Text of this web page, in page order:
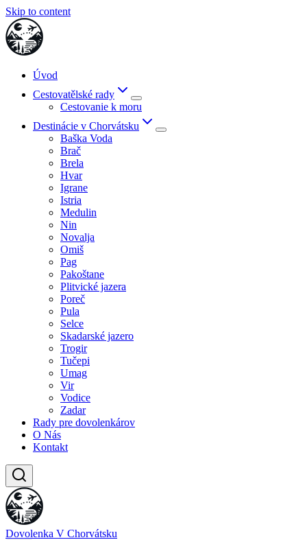
Skip to content
Úvod
Cestovatělské rady
Cestovanie k moru
Destinácie v Chorvátsku
Baška Voda
Brač
Brela
Hvar
Igrane
Istria
Medulin
Nin
Novalja
Omiš
Pag
Pakoštane
Plitvické jazera
Poreč
Pula
Selce
Skadarské jazero
Trogir
Tučepi
Umag
Vir
Vodice
Zadar
Rady pre dovolenkárov
O Nás
Kontakt
Dovolenka V Chorvátsku